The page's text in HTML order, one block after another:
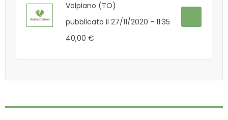
Volpiano (TO)
pubblicato il 27/11/2020 - 11:35
40,00 €